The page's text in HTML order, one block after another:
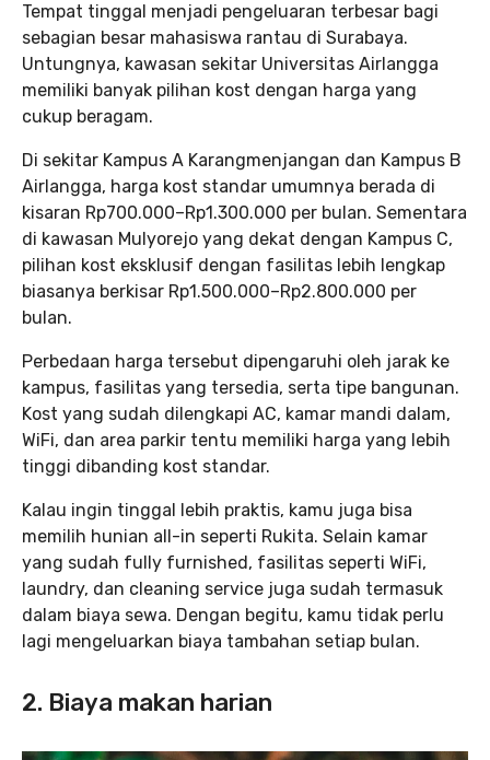
Tempat tinggal menjadi pengeluaran terbesar bagi
sebagian besar mahasiswa rantau di Surabaya.
Untungnya, kawasan sekitar Universitas Airlangga
memiliki banyak pilihan kost dengan harga yang
cukup beragam.
Di sekitar Kampus A Karangmenjangan dan Kampus B
Airlangga, harga kost standar umumnya berada di
kisaran Rp700.000–Rp1.300.000 per bulan. Sementara
di kawasan Mulyorejo yang dekat dengan Kampus C,
pilihan kost eksklusif dengan fasilitas lebih lengkap
biasanya berkisar Rp1.500.000–Rp2.800.000 per
bulan.
Perbedaan harga tersebut dipengaruhi oleh jarak ke
kampus, fasilitas yang tersedia, serta tipe bangunan.
Kost yang sudah dilengkapi AC, kamar mandi dalam,
WiFi, dan area parkir tentu memiliki harga yang lebih
tinggi dibanding kost standar.
Kalau ingin tinggal lebih praktis, kamu juga bisa
memilih hunian all-in seperti Rukita. Selain kamar
yang sudah fully furnished, fasilitas seperti WiFi,
laundry, dan cleaning service juga sudah termasuk
dalam biaya sewa. Dengan begitu, kamu tidak perlu
lagi mengeluarkan biaya tambahan setiap bulan.
2. Biaya makan harian